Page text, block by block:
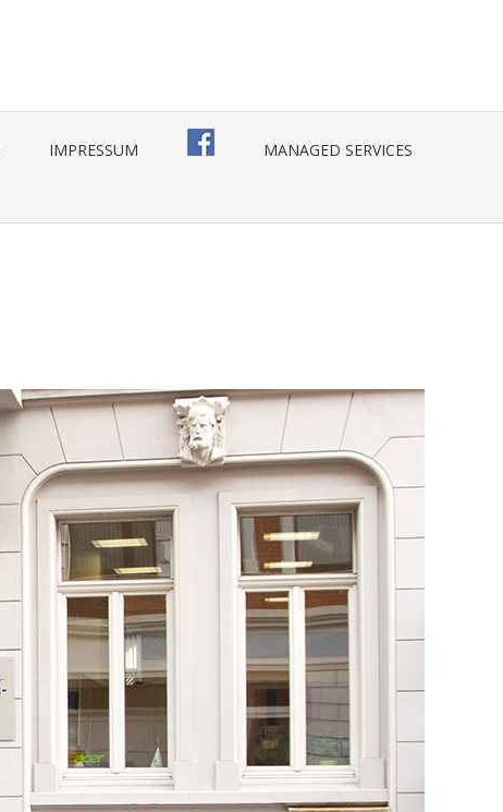
IMPRESSUM MANAGED SERVICES